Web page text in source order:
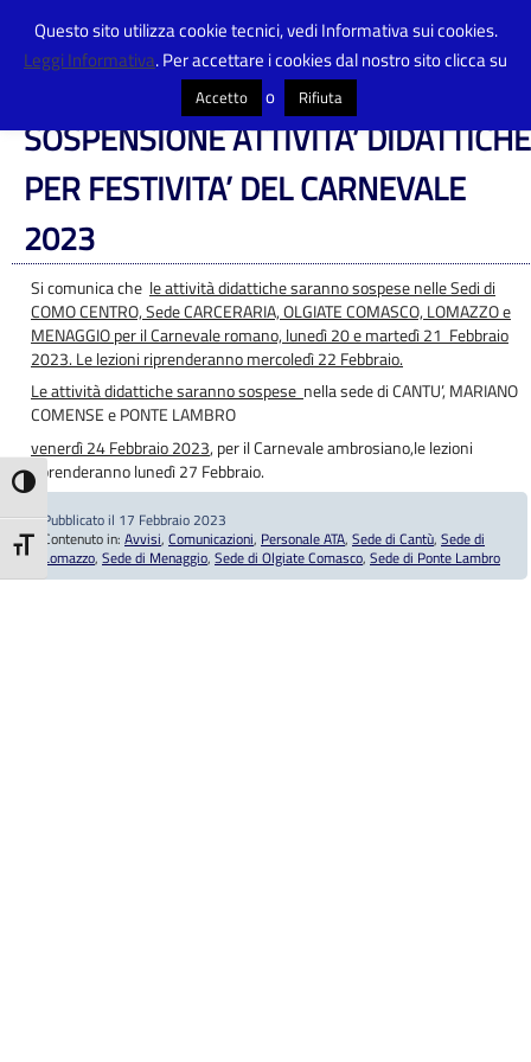
Attiva/disattiva alto contrasto
Attiva/disattiva dimensione testo
Centro Provinciale Istruzione Adulti>Articoli>Avvisi >SOSPENSIONE
ATTIVITA’ DIDATTICHE PER FESTIVITA’ DEL CARNEVALE 2023
SOSPENSIONE ATTIVITA’ DIDATTICHE
PER FESTIVITA’ DEL CARNEVALE
2023
Si comunica che le attività didattichesaranno sospesenelle Sedi di
COMO CENTRO, Sede CARCERARIA, OLGIATE COMASCO, LOMAZZO e
MENAGGIO per il Carnevale romano, lunedì 20 e martedì 21 Febbraio
2023. Le lezioni riprenderanno mercoledì 22 Febbraio.
Le attività didattiche saranno sospesenella sede di CANTU’, MARIANO
COMENSE e PONTE LAMBRO
venerdì 24 Febbraio 2023, per il Carnevale ambrosiano,le lezioni
riprenderanno lunedì 27 Febbraio.
Pubblicato il 17 Febbraio 2023
Contenuto in: Avvisi, Comunicazioni, Personale ATA, Sede di Cantù, Sede di
Lomazzo, Sede di Menaggio, Sede di Olgiate Comasco, Sede di Ponte Lambro
Questo sito utilizza cookie tecnici, vedi Informativa sui cookies.
Leggi Informativa. Per accettare i cookies dal nostro sito clicca su
Accetto o Rifiuta